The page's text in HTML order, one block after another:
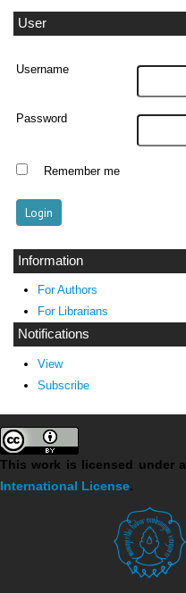
User
Username
Password
Remember me
Information
For Authors
For Librarians
Notifications
View
Subscribe
This work is licensed under a
International License.